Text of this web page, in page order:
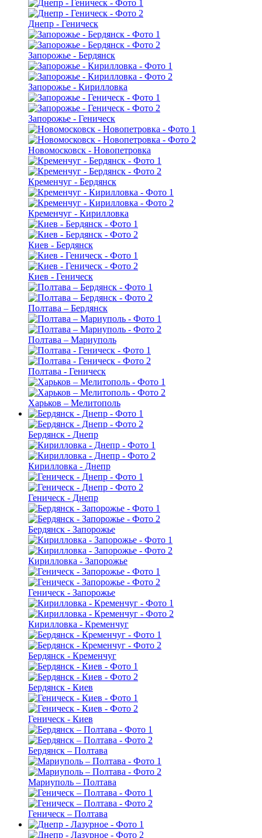
Днепр - Геническ
Запорожье - Бердянск
Запорожье - Кирилловка
Запорожье - Геническ
Новомосковск - Новопетровка
Кременчуг - Бердянск
Кременчуг - Кирилловка
Киев - Бердянск
Киев - Геническ
Полтава – Бердянск
Полтава – Мариуполь
Полтава - Геническ
Харьков – Мелитополь
Бердянск - Днепр
Кирилловка - Днепр
Геническ - Днепр
Бердянск - Запорожье
Кирилловка - Запорожье
Геническ - Запорожье
Кирилловка - Кременчуг
Бердянск - Кременчуг
Бердянск - Киев
Геническ - Киев
Бердянск – Полтава
Мариуполь – Полтава
Геническ – Полтава